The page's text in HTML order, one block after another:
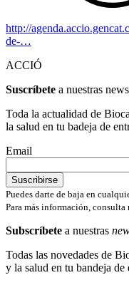
http://
de-…
ACCIÓ
Suscríbete a nuestras
Toda la actualidad de
la salud en tu badeja de
Email
Puedes darte de baja en
Para más información, consulta
Subscríbete a nuestras
Todas las novedades de
y la salud en tu bandeja de